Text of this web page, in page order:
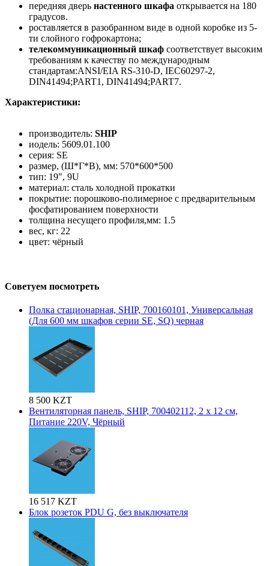
передняя дверь настенного шкафа открывается на 180
градусов.
роставляется в разобранном виде в одной коробке из 5-
ти слойного гофрокартона;
телекоммуникационный шкаф соответствует высоким
требованиям к качеству по международным
стандартам:ANSI/EIA RS-310-D, IEC60297-2,
DIN41494;PART1, DIN41494;PART7.
Характеристики:
производитель: SHIP
иодель: 5609.01.100
серия: SE
размер, (Ш*Г*В), мм: 570*600*500
тип: 19", 9U
материал: сталь холодной прокатки
покрытие: порошково-полимерное с предварительным
фосфатированием поверхности
толщина несущего профиля,мм: 1.5
вес, кг: 22
цвет: чёрный
Советуем посмотреть
Полка стационарная, SHIP, 700160101, Универсальная
(Для 600 мм шкафов серии SE, SQ) черная
8 500 KZT
Вентиляторная панель, SHIP, 700402112, 2 x 12 см,
Питание 220V, Чёрный
16 517 KZT
Блок розеток PDU G, без выключателя